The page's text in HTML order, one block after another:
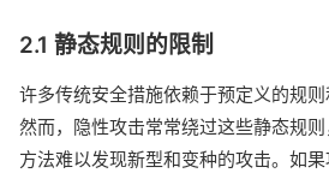
2.1 静态规则的限制
许多传统安全措施依赖于预定义的规则
然而，隐性攻击常常绕过这些静态规
方法难以发现新型和变种的攻击。如